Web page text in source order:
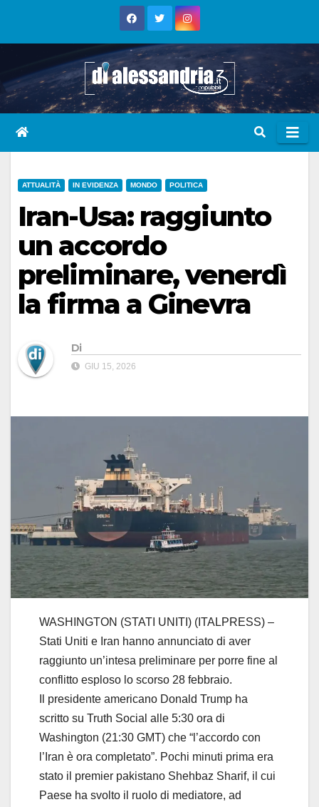
ATTUALITÀ IN EVIDENZA MONDO POLITICA
Iran-Usa: raggiunto
un accordo
preliminare, venerdì
la firma a Ginevra
Di
GIU 15, 2026
WASHINGTON (STATI UNITI) (ITALPRESS) –
Stati Uniti e Iran hanno annunciato di aver
raggiunto un’intesa preliminare per porre fine al
conflitto esploso lo scorso 28 febbraio.
Il presidente americano Donald Trump ha
scritto su Truth Social alle 5:30 ora di
Washington (21:30 GMT) che “l’accordo con
l’Iran è ora completato”. Pochi minuti prima era
stato il premier pakistano Shehbaz Sharif, il cui
Paese ha svolto il ruolo di mediatore, ad